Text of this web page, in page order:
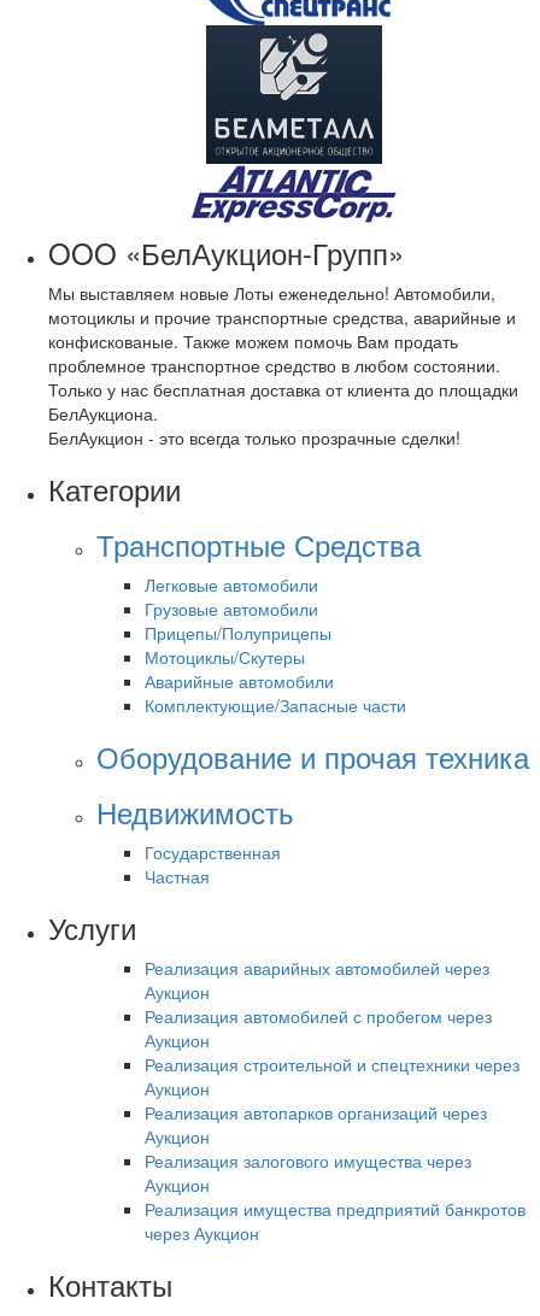
OOO «БелАукцион-Групп»
Мы выставляем новые Лоты еженедельно! Автомобили,
мотоциклы и прочие транспортные средства, аварийные и
конфискованые. Также можем помочь Вам продать
проблемное транспортное средство в любом состоянии.
Только у нас бесплатная доставка от клиента до площадки
БелАукциона.
БелАукцион - это всегда только прозрачные сделки!
Категории
Транспортные Средства
Легковые автомобили
Грузовые автомобили
Прицепы/Полуприцепы
Мотоциклы/Скутеры
Аварийные автомобили
Комплектующие/Запасные части
Оборудование и прочая техника
Недвижимость
Государственная
Частная
Услуги
Реализация аварийных автомобилей через
Аукцион
Реализация автомобилей с пробегом через
Аукцион
Реализация строительной и спецтехники через
Аукцион
Реализация автопарков организаций через
Аукцион
Реализация залогового имущества через
Аукцион
Реализация имущества предприятий банкротов
через Аукцион
Контакты